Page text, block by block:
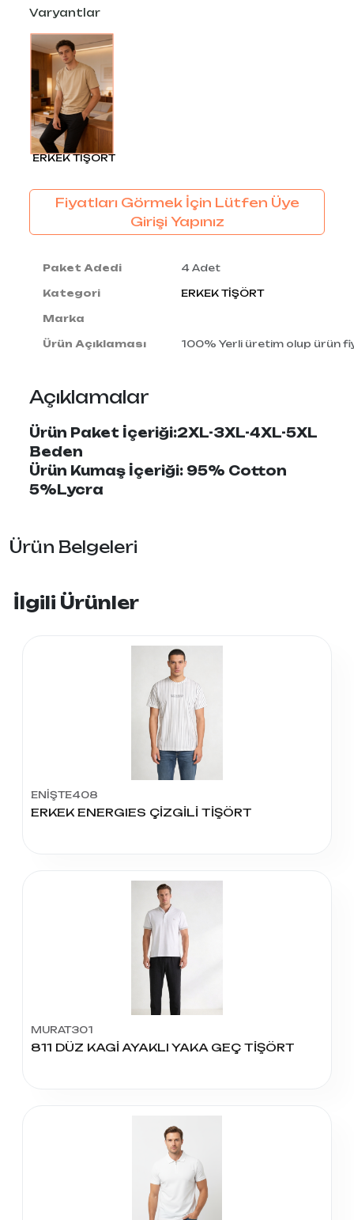
Varyantlar
ERKEK TİŞÖRT
Fiyatları Görmek İçin Lütfen Üye
Girişi Yapınız
Paket Adedi 4 Adet
Kategori ERKEK TİŞÖRT
Marka
Ürün Açıklaması 100% Yerli üretim olup ürün
Açıklamalar
Ürün Paket İçeriği:2XL-3XL-4XL-5XL
Beden
Ürün Kumaş İçeriği: 95% Cotton
5%Lycra
Ürün Belgeleri
İlgili Ürünler
ENİŞTE408
ERKEK ENERGIES ÇİZGİLİ TİŞÖRT
MURAT301
811 DÜZ KAGİ AYAKLI YAKA GEÇ TİŞÖRT